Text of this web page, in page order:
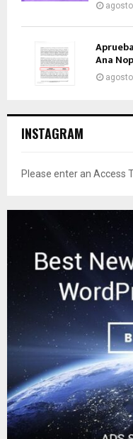
Ana
INSTAGRAM
Please enter an Access